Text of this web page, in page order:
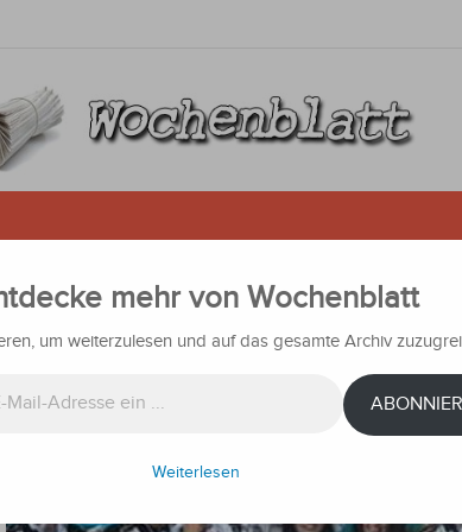
Paraguayische Schüler
Technik
mehr von Wochenblatt
um weiterzulesen und auf das gesamte Archiv
Weiterlesen